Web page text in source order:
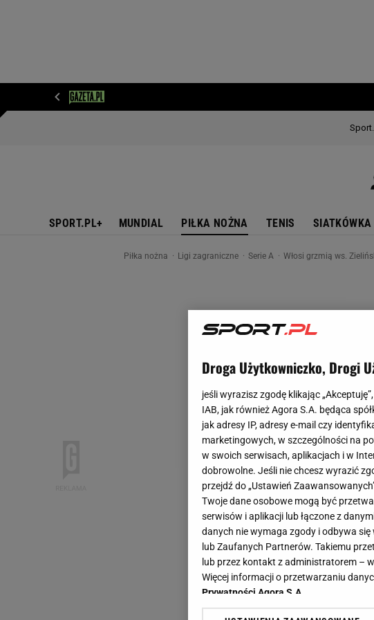
SPORT.PL+ MUNDIAL PIŁKA NOŻNA TENIS SIATKÓWKA
Piłka nożna Ligi zagraniczne Serie A Włosi grzmią ws.
Droga Użytkowniczko, Drogi
jeśli wyrazisz zgodę klikając
IAB, jak również Agora S.A. będąca
jak adresy IP, adresy e-mail czy
marketingowych, w szczególności na
w swoich serwisach, aplikacjach i w
dobrowolne. Jeśli nie chcesz wyrazić
przejdź do „Ustawień
Twoje dane osobowe mogą być
serwisów i aplikacji lub łączone z
danych nie wymaga zgody i odbywa
lub Zaufanych Partnerów. Takiemu
lub przez kontakt z administratorem –
Więcej informacji o przetwarzaniu
Prywatności Agora S.A.